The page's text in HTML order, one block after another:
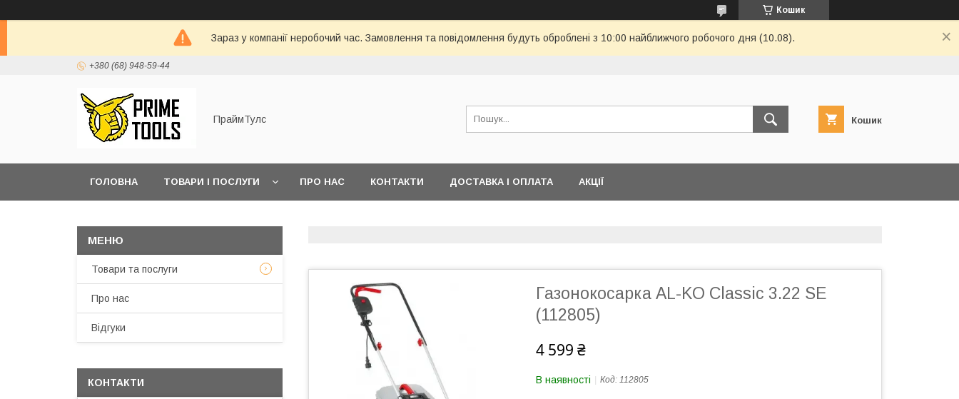
Кошик
Зараз у компанії неробочий час. Замовлення та повідомлення будуть оброблені з 10:00 найближчого робочого дня (10.08).
+380 (68) 948-59-44
ПраймТулс Кошик
ГОЛОВНА ТОВАРИ І ПОСЛУГИ ПРО НАС КОНТАКТИ ДОСТАВКА І ОПЛАТА АКЦІЇ
Газонокосарка AL-KO Classic 3.22 SE
(112805)
4 599 ₴
В наявності Код: 112805
Товари та послуги
Про нас
Відгуки
КОНТАКТИ